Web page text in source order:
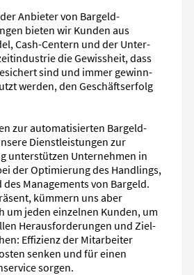
Anbieter von Bargeld­
bieten wir Kunden aus
Cash-Centern und der Unter­
die Gewissheit, dass
sind und immer gewinn­
werden, den Geschäftserfolg
zur automa­tisierten Bargeld­
Dienst­leistungen zur
unterstützen Unter­nehmen in
der Opti­mie­rung des Handlings,
Managements von Bargeld.
kümmern uns aber
um jeden einzelnen Kunden, um
Heraus­forderungen und Ziel­
Effizienz der Mitarbeiter
senken und für einen
sorgen.